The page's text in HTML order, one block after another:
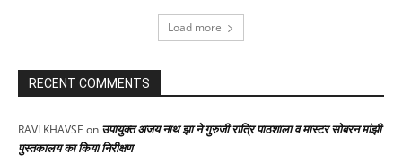
Load more
RECENT COMMENTS
RAVI KHAVSE on उपायुक्त अजय नाथ झा ने गुरुजी रात्रि पाठशाला व मास्टर सोबरन मांझी
पुस्तकालय का किया निरीक्षण